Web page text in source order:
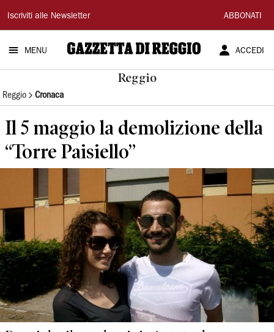
Gazzetta
di
Reggio
Iscriviti alle Newsletter ABBONATI
MENU ACCEDI
Reggio
Reggio Cronaca
Il 5 maggio la demolizione della
“Torre Paisiello”